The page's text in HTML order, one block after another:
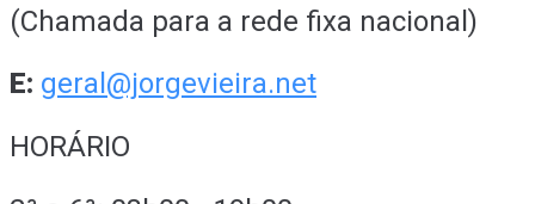
(Chamada para a rede fixa nacional)
E: geral@jorgevieira.net
HORÁRIO